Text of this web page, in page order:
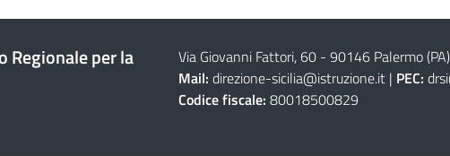
Regionale per la Via Giovanni Fattori, 60 - 90146 Palermo (PA)
Mail: direzione-sicilia@istruzione.it| PEC:
Codice fiscale: 80018500829